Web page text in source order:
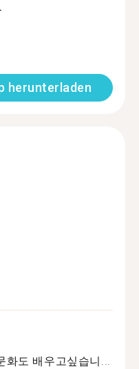
herunterladen
화도 배우고싶습니...